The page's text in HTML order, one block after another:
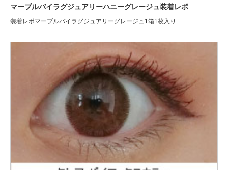
着レポ
マーブルバイラグジュアリーハニーグレージュ装着レポ
装着レポマーブルバイラグジュアリーグレージュ1箱1枚入り